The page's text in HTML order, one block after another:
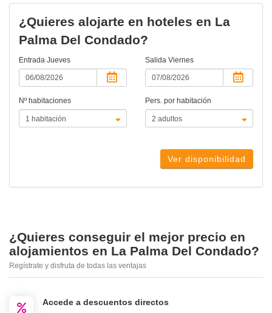
¿Quieres alojarte en hoteles en La
Palma Del Condado?
Entrada Jueves Salida Viernes
Nº habitaciones Pers. por habitación
Ver disponibilidad
¿Quieres conseguir el mejor precio en
alojamientos en La Palma Del Condado?
Regístrate y disfruta de todas las ventajas
Accede a descuentos directos